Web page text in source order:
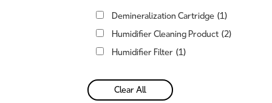
Demineralization Cartridge (1)
Humidifier Cleaning Product (2)
Humidifier Filter (1)
Clear All